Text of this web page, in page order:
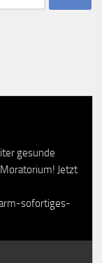
gesunde
Jetzt
sofortiges-